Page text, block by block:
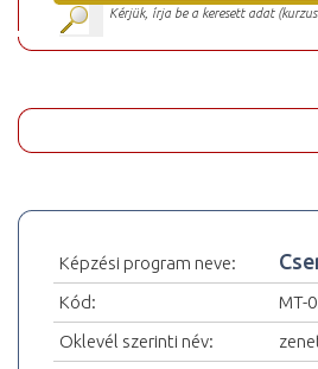
Kérjük, írja be a keresett adat
Képzési program neve:
Kód:
MT-
Oklevél szerinti név: